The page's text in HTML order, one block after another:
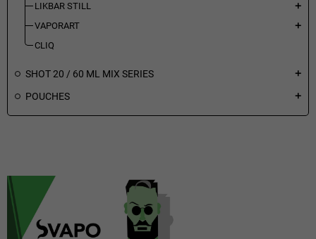
LIKBAR STILL add
VAPORART add
CLIQ
SHOT 20 / 60 ML MIX SERIES add
POUCHES add